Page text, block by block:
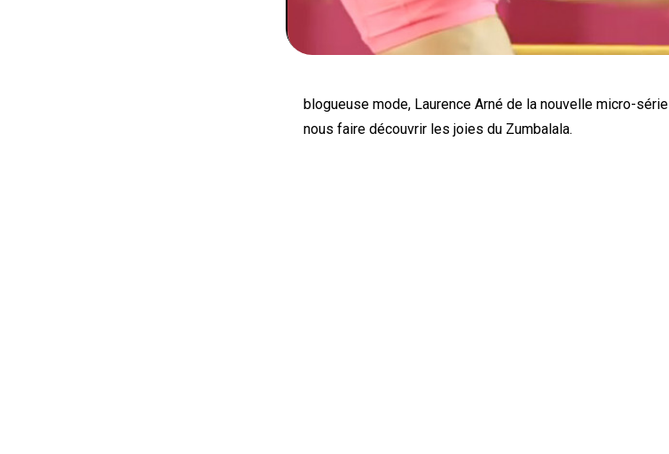
blogueuse mode, Laurence Arné de la nouvelle micro-série
nous faire découvrir les joies du Zumbalala.